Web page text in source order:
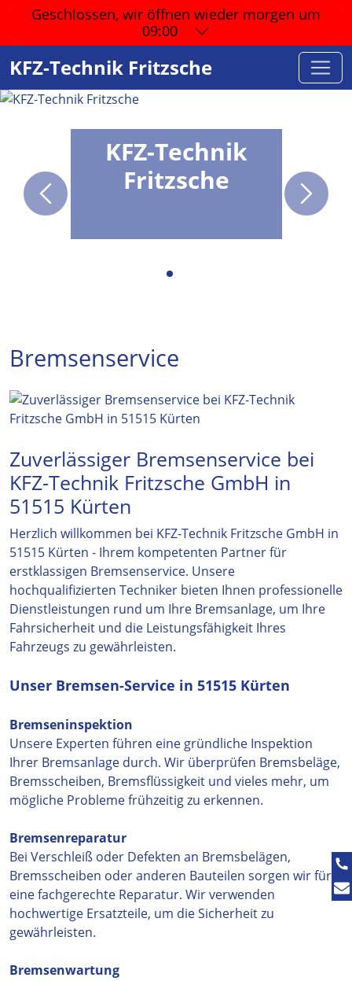
Geschlossen, wir öffnen wieder morgen um
09:00
KFZ-Technik Fritzsche
KFZ-Technik
Fritzsche
Bremsenservice
Zuverlässiger Bremsenservice bei
KFZ-Technik Fritzsche GmbH in
51515 Kürten
Herzlich willkommen bei KFZ-Technik Fritzsche GmbH in
51515 Kürten - Ihrem kompetenten Partner für
erstklassigen Bremsenservice. Unsere
hochqualifizierten Techniker bieten Ihnen professionelle
Dienstleistungen rund um Ihre Bremsanlage, um Ihre
Fahrsicherheit und die Leistungsfähigkeit Ihres
Fahrzeugs zu gewährleisten.
Unser Bremsen-Service in 51515 Kürten
Bremseninspektion
Unsere Experten führen eine gründliche Inspektion
Ihrer Bremsanlage durch. Wir überprüfen Bremsbeläge,
Bremsscheiben, Bremsflüssigkeit und vieles mehr, um
mögliche Probleme frühzeitig zu erkennen.
Bremsenreparatur
Bei Verschleiß oder Defekten an Bremsbelägen,
Bremsscheiben oder anderen Bauteilen sorgen wir für
eine fachgerechte Reparatur. Wir verwenden
hochwertige Ersatzteile, um die Sicherheit zu
gewährleisten.
Bremsenwartung